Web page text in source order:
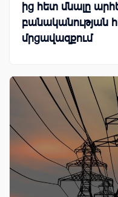
ից հետ մնալը
բանականության
մրցավազքում